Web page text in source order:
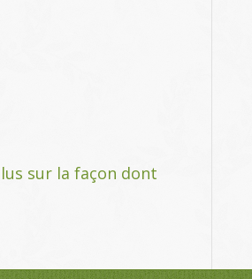
sur la façon dont